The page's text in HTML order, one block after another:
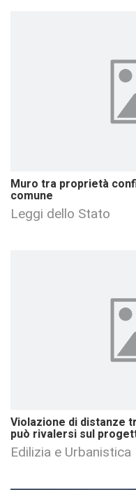
Muro tra proprietà
comune
Leggi dello Stato
Violazione di distanze
può rivalersi sul
Edilizia e Urbanistica